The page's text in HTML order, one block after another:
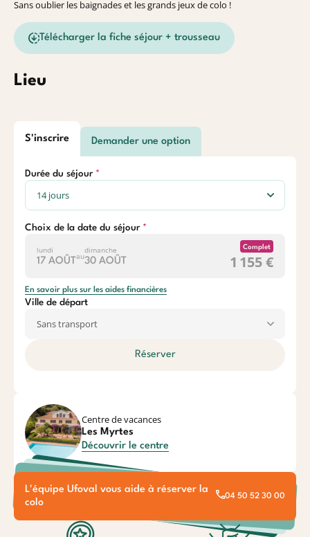
Sans oublier les baignades et les grands jeux de colo !
Télécharger la fiche séjour + trousseau
Lieu
S'inscrire Demander une option
Durée du séjour
Choix de la date du séjour
lundi
17 AOÛTau
dimanche
30 AOÛT
Complet
1 155 €
En savoir plus sur les aides financières
Ville de départ
Réserver
Centre de vacances
Les Myrtes
Découvrir le centre
L'équipe Ufoval vous aide à réserver la
colo
04 50 52 30 00